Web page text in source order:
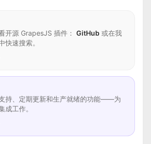
开源 GrapesJS 插件： GitHub 或在我
快速搜索。
持、定期更新和生产就绪的功能——为
成工作。